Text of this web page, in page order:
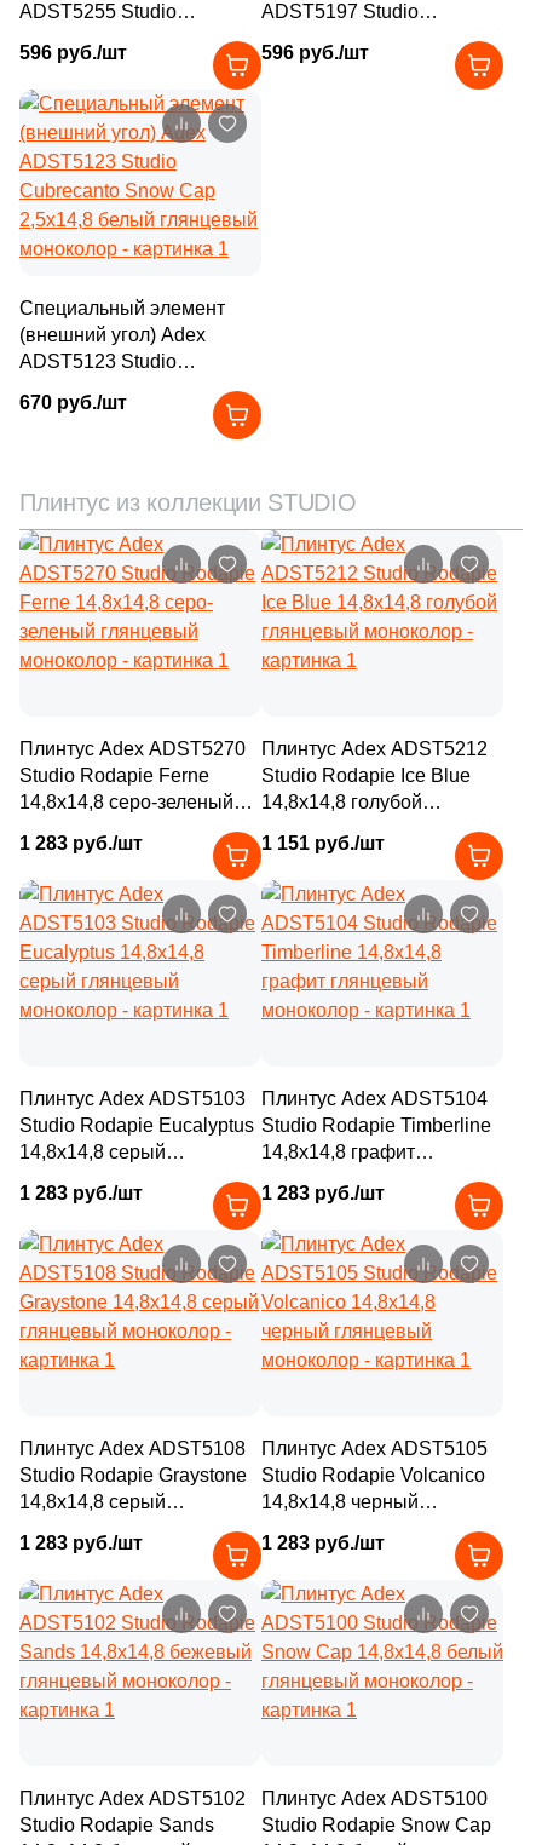
26x28 (4)
26x26 (
26.3x15.2 (2)
27.8x27.8 (4)
27x40 (5)
27.5x40 (16)
)
28.5x28.5 (19)
28.5x8.5 (
28x78 (1)
28x48 (7)
28.5x6 (
28x85 (15)
29.7x60 (1)
29x25 (1 )
29.6x79.6 (2)
29x89 (1)
29.8x59.8 (2)
29.5x120 (1)
29,7x29,8 (4)
29x100 (19)
30x7.5 (5)
30x20 (56
30х60 ( 7)
30x75 (2 )
30x32.5 ( 2)
30x31.5 (2 )
30.5x72.5 (1)
30x45 (7)
30x10 (17
30.1x30.1 (2)
ADST5255 Studio
Cubrecanto Fern 2,5x14,8
серо-зеленый глянцевый
моноколор
596 руб./шт
ADST5197 Studio
2,5x14,8 голубой
596 руб./шт
Специальный элемент
(внешний угол) Adex
ADST5123 Studio
2,5x14,8 белый глянцевый
670 руб./шт
Плинтус из коллекции STUDIO
Плинтус Adex ADST5270
Studio Rodapie Ferne
14,8x14,8 серо-зеленый
1 283 руб./шт
Плинтус Adex ADST5212
Studio Rodapie Ice Blue
14,8x14,8 голубой
1 151 руб./шт
Плинтус Adex ADST5103
Studio Rodapie Eucalyptus
14,8x14,8 серый
1 283 руб./шт
Плинтус Adex ADST5104
Studio Rodapie Timberline
14,8x14,8 графит
1 283 руб./шт
Плинтус Adex ADST5108
Studio Rodapie Graystone
14,8x14,8 серый
1 283 руб./шт
Плинтус Adex ADST5105
Studio Rodapie Volcanico
14,8x14,8 черный
1 283 руб./шт
Плинтус Adex ADST5102
Studio Rodapie Sands
Плинтус Adex ADST5100
Studio Rodapie Snow Cap